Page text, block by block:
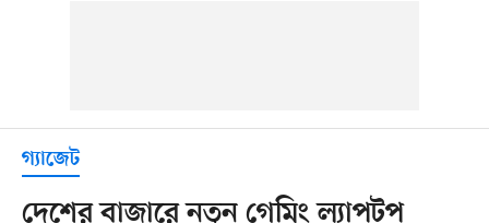
গ্যাজেট
দেশের বাজারে নতুন গেমিং ল্যাপটপ